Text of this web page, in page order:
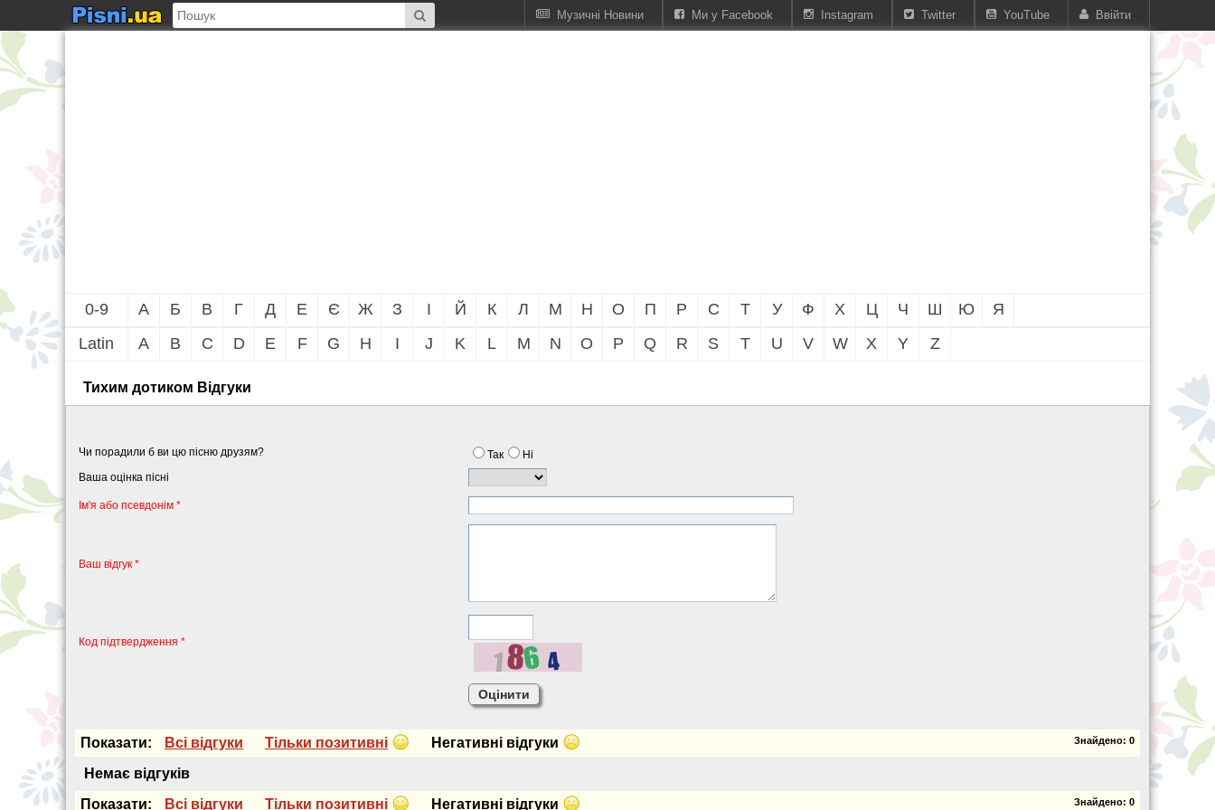
Ввійти
YouTube
Twitter
Instagram
Ми у Facebook
Музичні Новини
0-9 А Б В Г Д Е Є Ж З І Й К Л М Н О П Р С Т У Ф Х Ц Ч Ш Ю
Я
Latin
A B C D E F G H I J K L M N O P Q R S T U V W X Y Z
Тихим дотиком Вiдгуки
Чи порадили б ви цю пісню друзям? Так
Нi
Ваша оцінка пісні
Iм'я або псевдонiм *
Ваш відгук *
Код підтвердження *
Знайдено: 0
Показати: Всi вiдгуки Тiльки позитивнi
Негативнi вiдгуки
Немає вiдгукiв
Знайдено: 0
Показати: Всi вiдгуки Тiльки позитивнi Негативнi вiдгуки